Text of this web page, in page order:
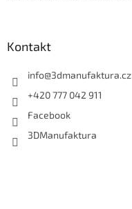
Kontakt
info@3dmanufaktura.cz
+420 777 042 911
Facebook
3DManufaktura